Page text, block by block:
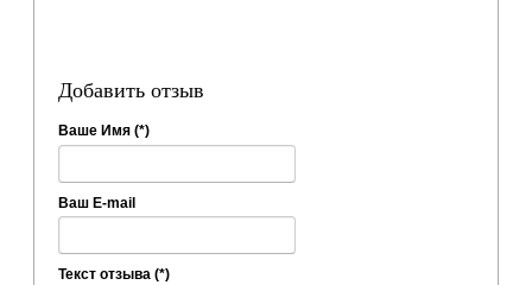
Добавить отзыв
Ваше Имя (*)
Ваш E-mail
Текст отзыва (*)